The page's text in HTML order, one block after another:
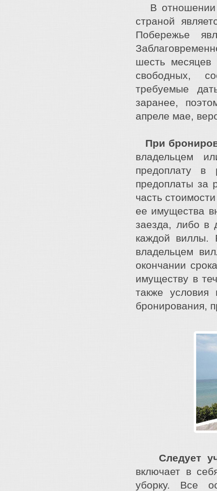
В отношении
страной
Побережье
шесть месяцев
свободных,
требуемые
заранее,
апреле мае,
При
владельцем
предоплату в
предоплаты за
часть
ее имущества
заезда, либо в
каждой виллы.
владельцем
окончании
имуществу в
также условия
бронирования,
Следует
включает в
уборку. Все